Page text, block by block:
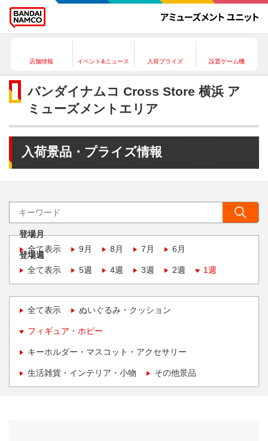
店舗情報 イベント&ニュース 入荷プライズ 設置ゲーム機
バンダイナムコ Cross Store 横浜 ア
ミューズメントエリア
入荷景品・プライズ情報
登場月
全て表示
9月 8月 7月 6月
登場週
全て表示
5週 4週 3週 2週 1週
全て表示 ぬいぐるみ・クッション
フィギュア・ホビー
キーホルダー・マスコット・アクセサリー
生活雑貨・インテリア・小物 その他景品